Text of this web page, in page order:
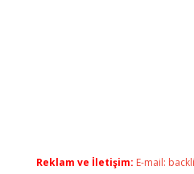
Reklam ve İletişim: E-mail: